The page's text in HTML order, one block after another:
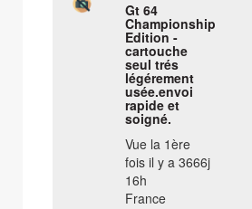
Gt 64
Championship
Edition -
cartouche
seul trés
légérement
usée.envoi
rapide et
soigné.
Vue la 1ère
fois il y a 3666j
16h
France